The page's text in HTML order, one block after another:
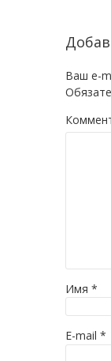
Ваш e-
Имя *
E-mail *